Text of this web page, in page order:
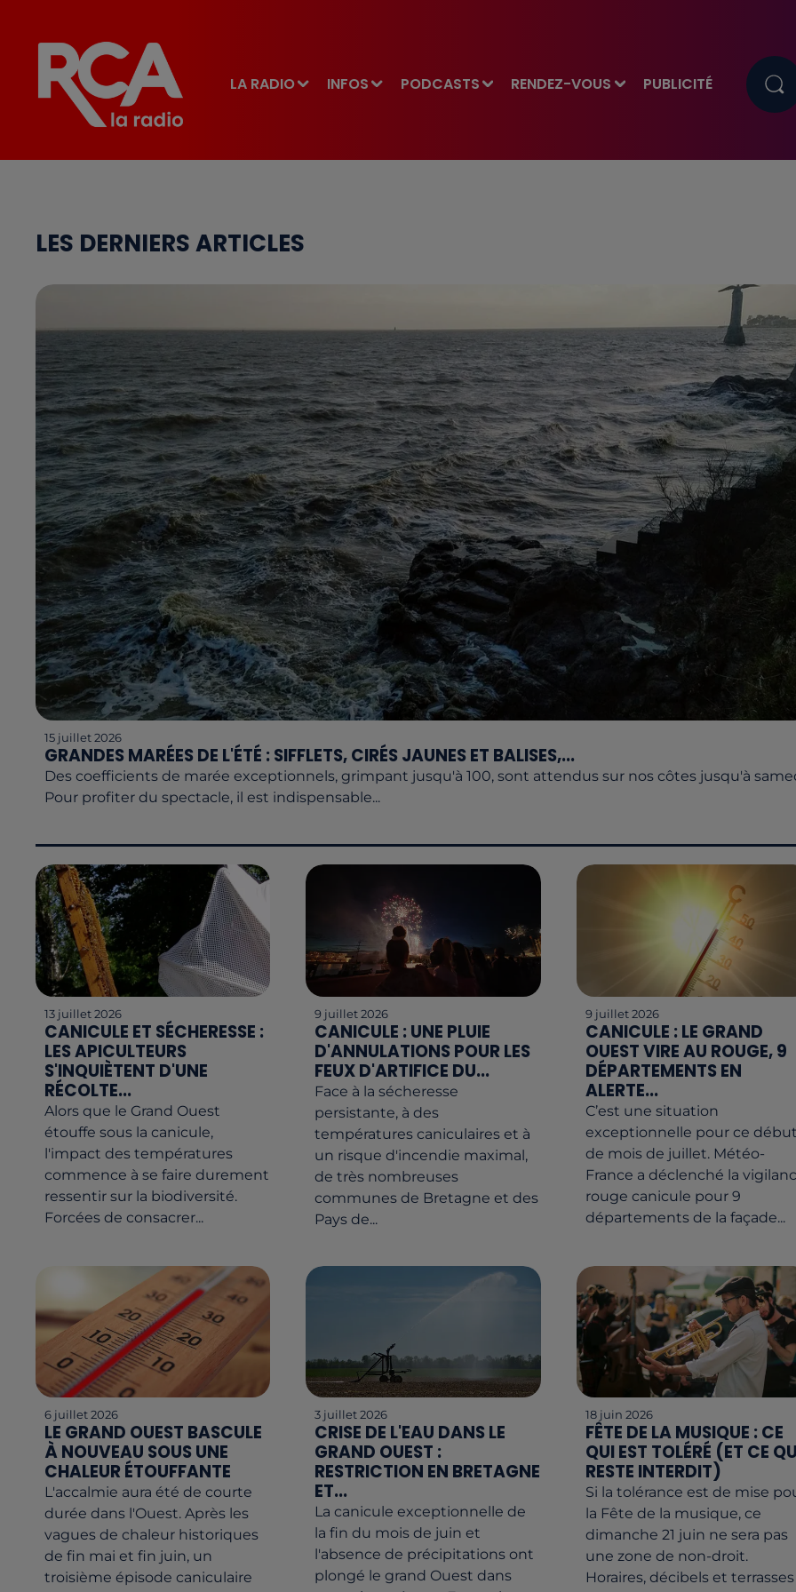
LA RADIO INFOS PODCASTS RENDEZ-VOUS PUBLICITÉ
LES DERNIERS ARTICLES
15 juillet 2026
GRANDES MARÉES DE L'ÉTÉ : SIFFLETS, CIRÉS JAUNES ET BALISES,...
Des coefficients de marée exceptionnels, grimpant jusqu'à 100, sont attendus sur nos côtes jusqu'à
Pour profiter du spectacle, il est indispensable...
13 juillet 2026
CANICULE ET SÉCHERESSE :
LES APICULTEURS
S'INQUIÈTENT D'UNE
RÉCOLTE...
Alors que le Grand Ouest
étouffe sous la canicule,
l'impact des températures
commence à se faire durement
ressentir sur la biodiversité.
Forcées de consacrer...
9 juillet 2026
CANICULE : UNE PLUIE
D'ANNULATIONS POUR LES
FEUX D'ARTIFICE DU...
Face à la sécheresse
persistante, à des
températures caniculaires et à
un risque d'incendie maximal,
de très nombreuses
communes de Bretagne et des
Pays de...
9 juillet 2026
CANICULE : LE GRAND
OUEST VIRE AU ROUGE, 9
DÉPARTEMENTS EN
ALERTE...
C’est une situation
exceptionnelle pour ce
de mois de juillet. Météo-
France a déclenché la
rouge canicule pour 9
départements de la façade...
6 juillet 2026
LE GRAND OUEST BASCULE
À NOUVEAU SOUS UNE
CHALEUR ÉTOUFFANTE
L'accalmie aura été de courte
durée dans l'Ouest. Après les
vagues de chaleur historiques
de fin mai et fin juin, un
troisième épisode caniculaire
3 juillet 2026
CRISE DE L'EAU DANS LE
GRAND OUEST :
RESTRICTION EN BRETAGNE
ET...
La canicule exceptionnelle de
la fin du mois de juin et
l'absence de précipitations ont
plongé le grand Ouest dans
18 juin 2026
FÊTE DE LA MUSIQUE : CE
QUI EST TOLÉRÉ (ET CE
RESTE INTERDIT)
Si la tolérance est de mise
la Fête de la musique, ce
dimanche 21 juin ne sera pas
une zone de non-droit.
Horaires, décibels et terrasses